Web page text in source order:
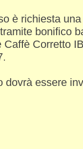
è richiesta
bonifico
Caffè Corretto
dovrà essere